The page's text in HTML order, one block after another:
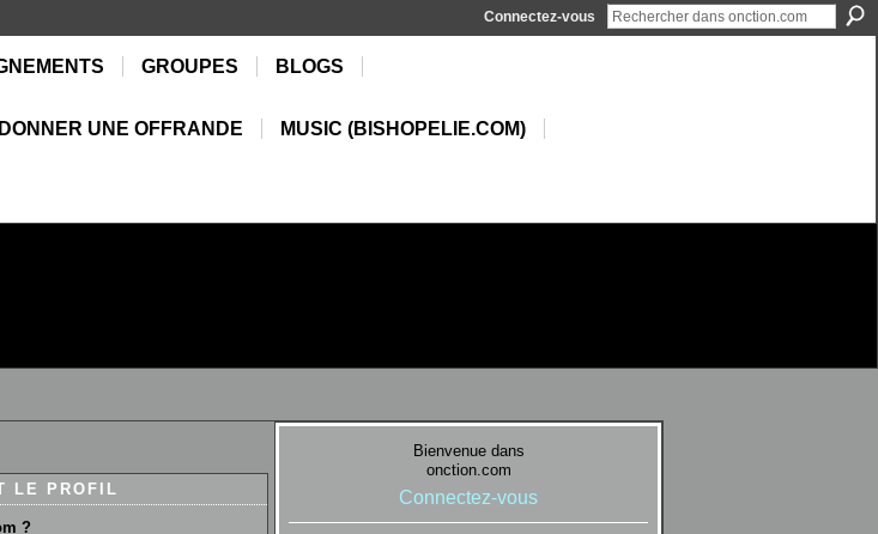
Connectez-vous
GROUPES BLOGS
DONNER UNE OFFRANDE MUSIC (BISHOPELIE.COM)
LE PROFIL
?
Bienvenue dans
onction.com
Connectez-vous